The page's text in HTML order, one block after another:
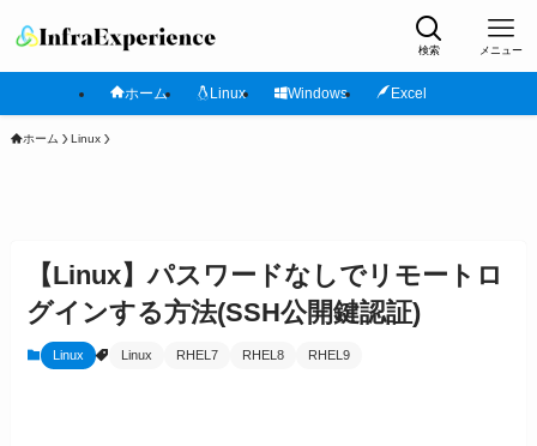
検索 メニュー
ホーム Linux Windows Excel
ホーム Linux
【Linux】パスワードなしでリモートロ
グインする方法(SSH公開鍵認証)
Linux Linux RHEL7 RHEL8 RHEL9